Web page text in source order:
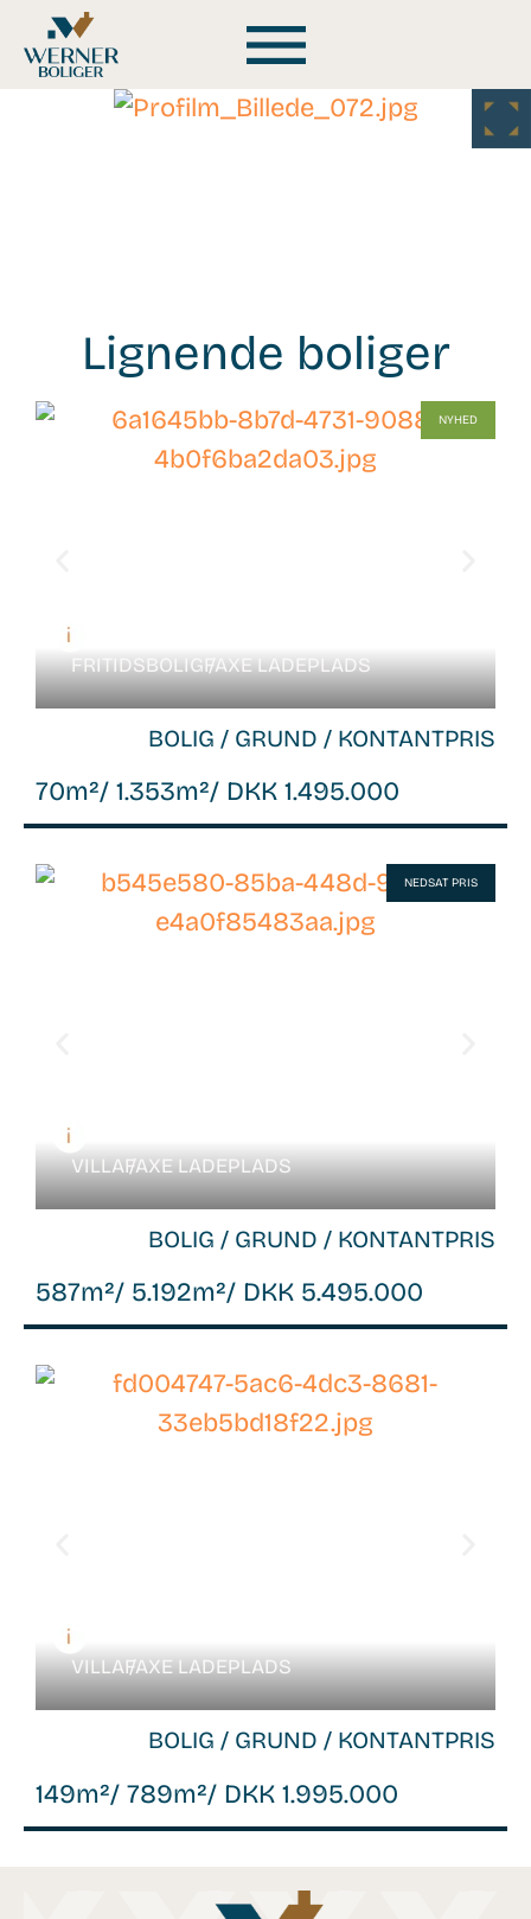
Lignende boliger
NYHED
WB-
FRITIDSBOLIG /FAXE LADEPLADS
BOLIG / GRUND / KONTANTPRIS
70m²/ 1.353m²/ DKK 1.495.000
NEDSAT PRIS
WB-
VILLA /FAXE LADEPLADS
BOLIG / GRUND / KONTANTPRIS
587m²/ 5.192m²/ DKK 5.495.000
WB-
VILLA /FAXE LADEPLADS
BOLIG / GRUND / KONTANTPRIS
149m²/ 789m²/ DKK 1.995.000